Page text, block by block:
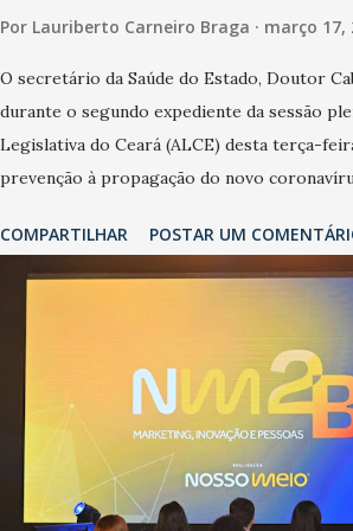
Por Lauriberto Carneiro Braga março 17,
O secretário da Saúde do Estado, Doutor
durante o segundo expediente da sessão
Legislativa do Ceará (ALCE) desta terça-
prevenção à propagação do novo
da pandemia e atendimento aos enfermos.
que o Estado tem desenvolvido um plano de
em formas de reconhecimento da
cuidados com os ambientes públicos e
estamos vivendo uma epidemia comum,
anos, com aumento de casos de dengue,
se de uma epidemia com um vírus
contaminação maior que outros
secretário. Segundo ele, é uma epidemia
COMPARTILHAR POSTAR UM